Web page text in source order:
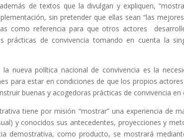
de textos que la divulgan y expliquen,
sin pretender que ellas sean “las
como referencia para que otros actores
prácticas de convivencia tomando en cuenta la
nueva política nacional de convivencia es la
para estar en condiciones de que los propios
buenas y acogedoras prácticas de convivencia en
tiene por misión “mostrar” una experiencia de
y conocidos sus antecedentes, proyecciones y
demostrativa, como producto, se mostrará